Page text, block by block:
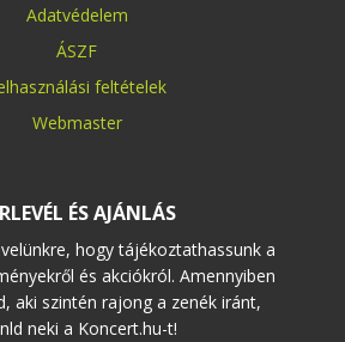
Adatvédelem
ÁSZF
feltételek
Webmaster
ÉS AJÁNLÁS
hogy tájékoztathassunk a
és akciókról. Amennyiben
aki szintén rajong a zenék iránt,
neki a Koncert.hu-t!